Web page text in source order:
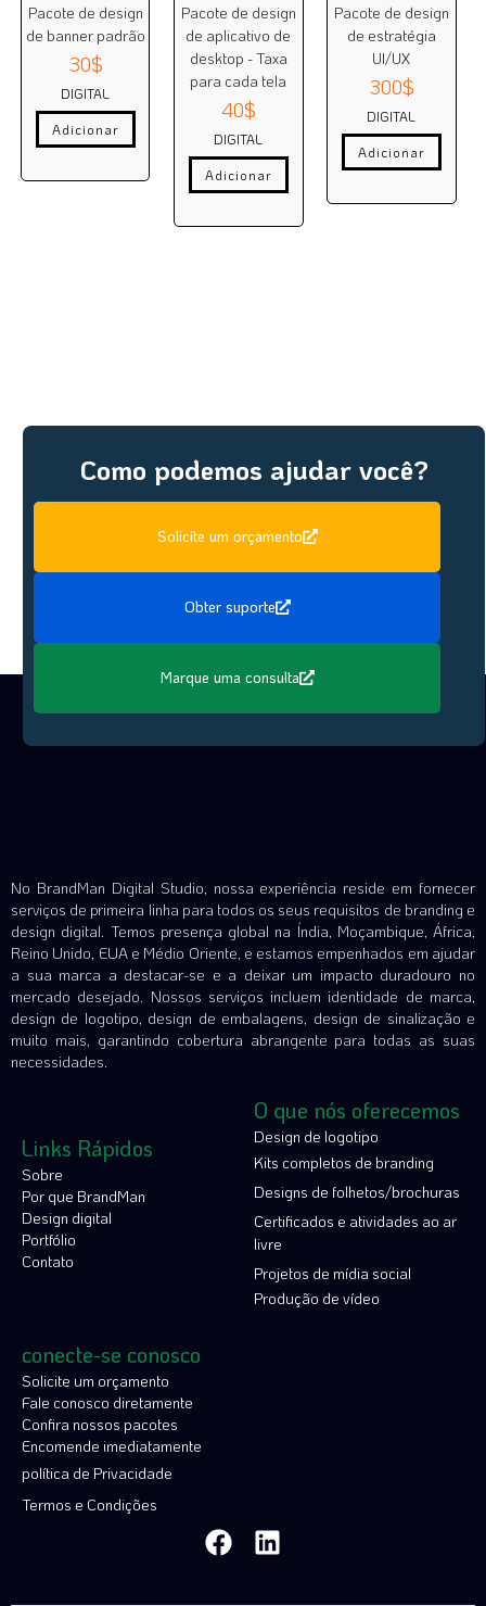
Pacote de design
de banner padrão
30$
DIGITAL
Adicionar
Pacote de design
de aplicativo de
desktop - Taxa
para cada tela
40$
DIGITAL
Adicionar
Pacote de design
de estratégia
UI/UX
300$
DIGITAL
Adicionar
Como podemos ajudar você?
Solicite um orçamento
Obter suporte
Marque uma consulta
No BrandMan Digital Studio, nossa experiência reside em fornecer
serviços de primeira linha para todos os seus requisitos de branding e
design digital. Temos presença global na Índia, Moçambique, África,
Reino Unido, EUA e Médio Oriente, e estamos empenhados em ajudar
a sua marca a destacar-se e a deixar um impacto duradouro no
mercado desejado. Nossos serviços incluem identidade de marca,
design de logotipo, design de embalagens, design de sinalização e
muito mais, garantindo cobertura abrangente para todas as suas
necessidades.
Links Rápidos
Sobre
Por que BrandMan
Design digital
Portfólio
Contato
O que nós oferecemos
Design de logotipo
Kits completos de branding
Designs de folhetos/brochuras
Certificados e atividades ao ar
livre
Projetos de mídia social
Produção de vídeo
conecte-se conosco
Solicite um orçamento
Fale conosco diretamente
Confira nossos pacotes
Encomende imediatamente
política de Privacidade
Termos e Condições